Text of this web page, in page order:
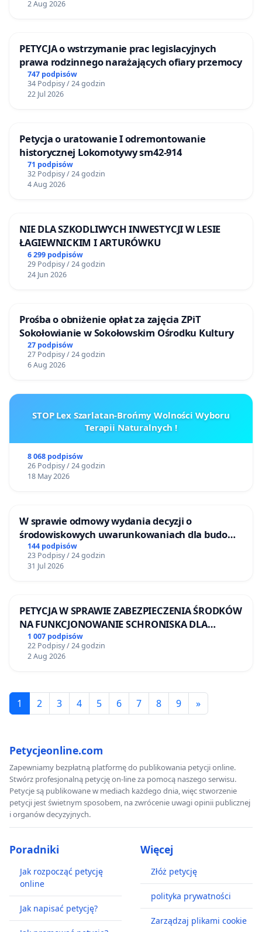
2 Aug 2026
PETYCJA o wstrzymanie prac legislacyjnych
prawa rodzinnego narażających ofiary przemocy
747 podpisów
34 Podpisy / 24 godzin
22 Jul 2026
Petycja o uratowanie I odremontowanie
historycznej Lokomotywy sm42-914
71 podpisów
32 Podpisy / 24 godzin
4 Aug 2026
NIE DLA SZKODLIWYCH INWESTYCJI W LESIE
ŁAGIEWNICKIM I ARTURÓWKU
6 299 podpisów
29 Podpisy / 24 godzin
24 Jun 2026
Prośba o obniżenie opłat za zajęcia ZPiT
Sokołowianie w Sokołowskim Ośrodku Kultury
27 podpisów
27 Podpisy / 24 godzin
6 Aug 2026
STOP Lex Szarlatan-Brońmy Wolności Wyboru
Terapii Naturalnych !
8 068 podpisów
26 Podpisy / 24 godzin
18 May 2026
W sprawie odmowy wydania decyzji o
środowiskowych uwarunkowaniach dla budowy
zakładu wytwarzania biometanu „Krynki” w
Ostrowiu Południowym oraz ochrony
mieszkańców i Puszczy Knyszyńskiej
144 podpisów
23 Podpisy / 24 godzin
31 Jul 2026
PETYCJA W SPRAWIE ZABEZPIECZENIA ŚRODKÓW
NA FUNKCJONOWANIE SCHRONISKA DLA
BEZDOMNYCH ZWIERZĄT W SKARYSZEWIE
1 007 podpisów
22 Podpisy / 24 godzin
2 Aug 2026
1 2 3 4 5 6 7 8 9 »
Petycjeonline.com
Zapewniamy bezpłatną platformę do publikowania petycji online.
Stwórz profesjonalną petycję on-line za pomocą naszego serwisu.
Petycje są publikowane w mediach każdego dnia, więc stworzenie
petycji jest świetnym sposobem, na zwrócenie uwagi opinii publicznej
i organów decyzyjnych.
Poradniki
Jak rozpocząć petycję
online
Jak napisać petycję?
Więcej
Złóż petycję
polityka prywatności
Zarządzaj plikami cookie